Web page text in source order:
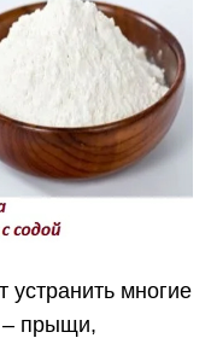
устранить многие
– прыщи,